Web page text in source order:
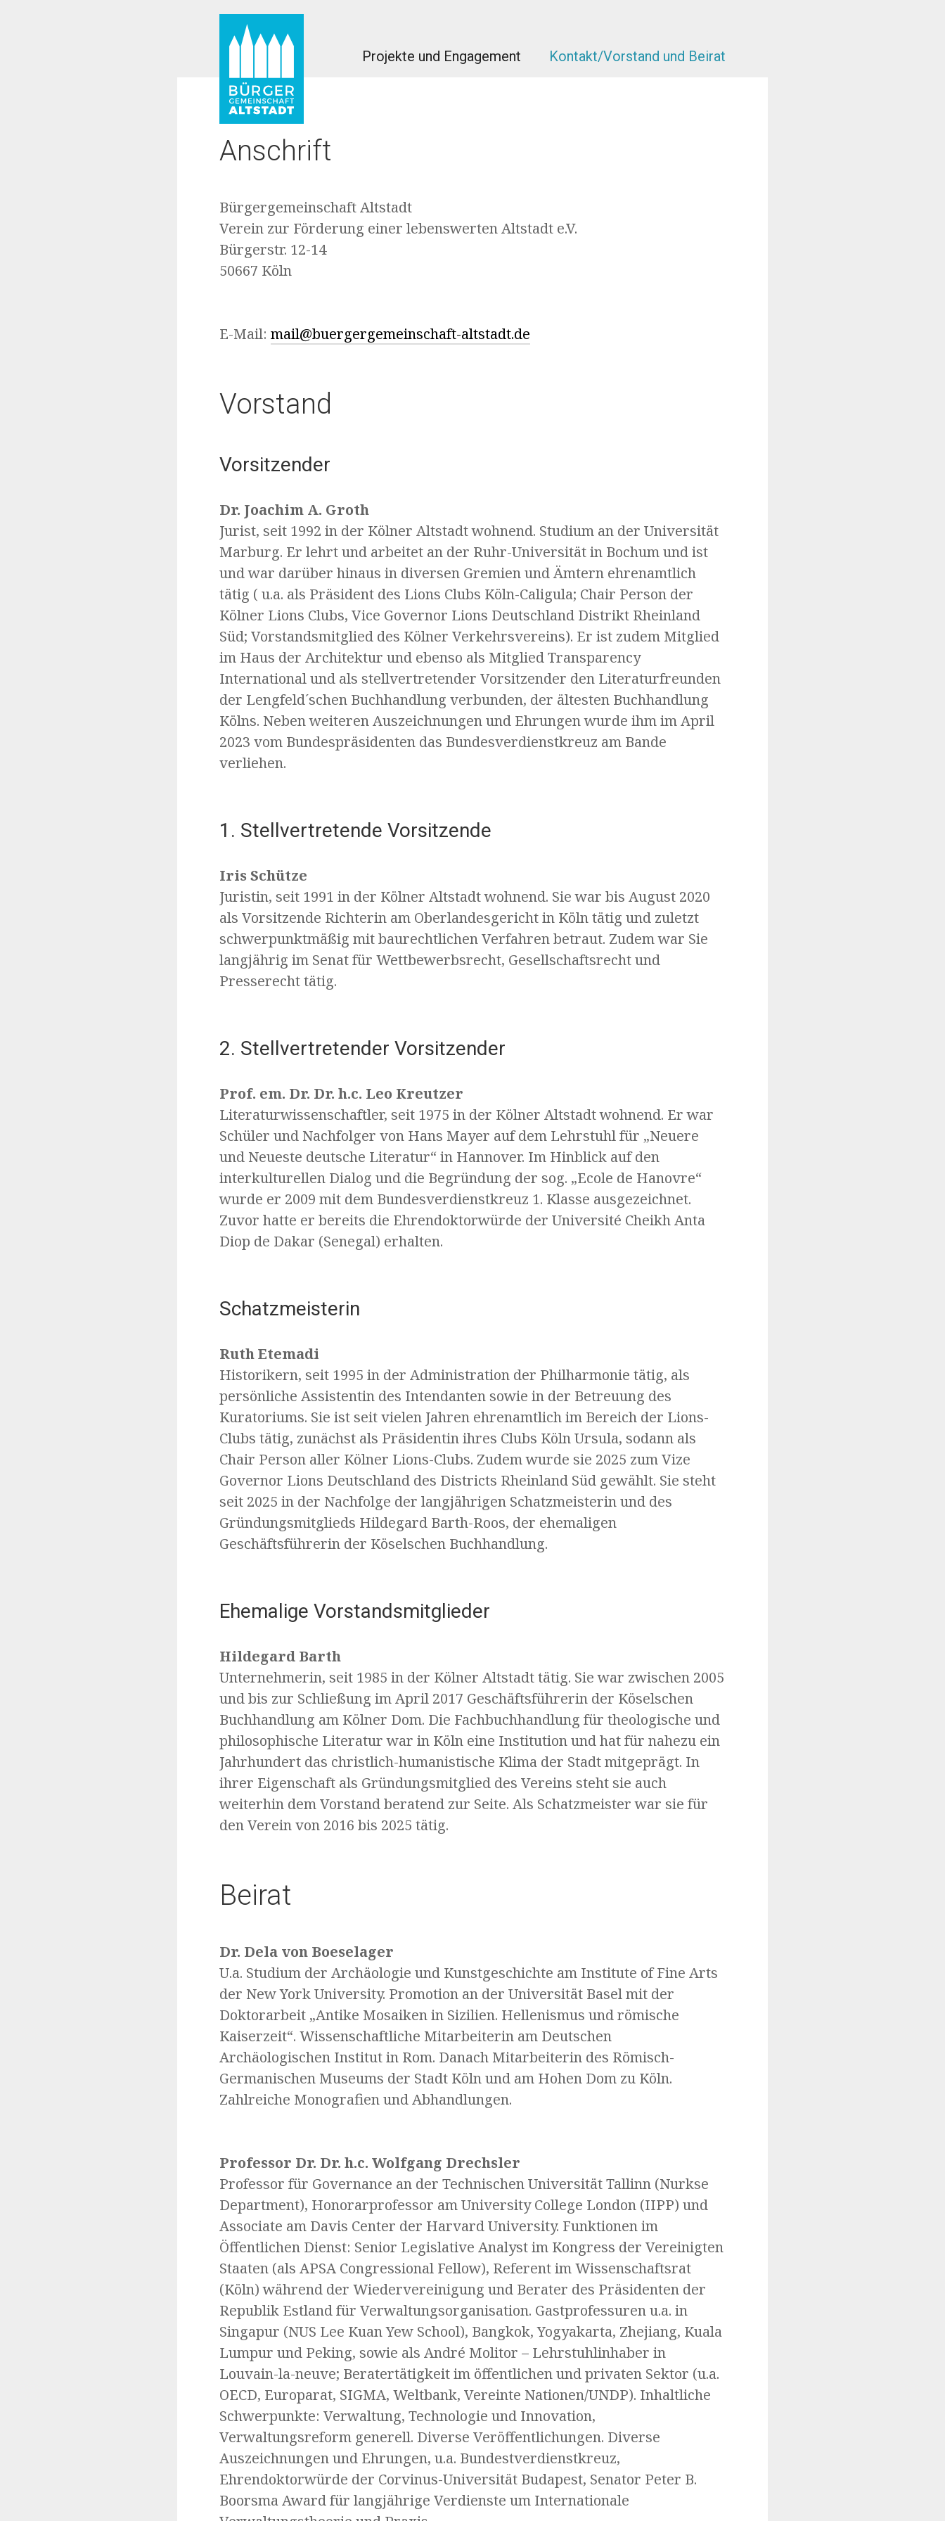
Projekte und Engagement Kontakt/Vorstand und Beirat
Anschrift
Bürgergemeinschaft Altstadt
Verein zur Förderung einer lebenswerten Altstadt e.V.
Bürgerstr. 12-14
50667 Köln
E-Mail: mail@buergergemeinschaft-altstadt.de
Vorstand
Vorsitzender
Dr. Joachim A. Groth
Jurist, seit 1992 in der Kölner Altstadt wohnend. Studium an der Universität
Marburg. Er lehrt und arbeitet an der Ruhr-Universität in Bochum und ist
und war darüber hinaus in diversen Gremien und Ämtern ehrenamtlich
tätig ( u.a. als Präsident des Lions Clubs Köln-Caligula; Chair Person der
Kölner Lions Clubs, Vice Governor Lions Deutschland Distrikt Rheinland
Süd; Vorstandsmitglied des Kölner Verkehrsvereins). Er ist zudem Mitglied
im Haus der Architektur und ebenso als Mitglied Transparency
International und als stellvertretender Vorsitzender den Literaturfreunden
der Lengfeld´schen Buchhandlung verbunden, der ältesten Buchhandlung
Kölns. Neben weiteren Auszeichnungen und Ehrungen wurde ihm im April
2023 vom Bundespräsidenten das Bundesverdienstkreuz am Bande
verliehen.
1. Stellvertretende Vorsitzende
Iris Schütze
Juristin, seit 1991 in der Kölner Altstadt wohnend. Sie war bis August 2020
als Vorsitzende Richterin am Oberlandesgericht in Köln tätig und zuletzt
schwerpunktmäßig mit baurechtlichen Verfahren betraut. Zudem war Sie
langjährig im Senat für Wettbewerbsrecht, Gesellschaftsrecht und
Presserecht tätig.
2. Stellvertretender Vorsitzender
Prof. em. Dr. Dr. h.c. Leo Kreutzer
Literaturwissenschaftler, seit 1975 in der Kölner Altstadt wohnend. Er war
Schüler und Nachfolger von Hans Mayer auf dem Lehrstuhl für „Neuere
und Neueste deutsche Literatur“ in Hannover. Im Hinblick auf den
interkulturellen Dialog und die Begründung der sog. „Ecole de Hanovre“
wurde er 2009 mit dem Bundesverdienstkreuz 1. Klasse ausgezeichnet.
Zuvor hatte er bereits die Ehrendoktorwürde der Université Cheikh Anta
Diop de Dakar (Senegal) erhalten.
Schatzmeisterin
Ruth Etemadi
Historikern, seit 1995 in der Administration der Philharmonie tätig, als
persönliche Assistentin des Intendanten sowie in der Betreuung des
Kuratoriums. Sie ist seit vielen Jahren ehrenamtlich im Bereich der Lions-
Clubs tätig, zunächst als Präsidentin ihres Clubs Köln Ursula, sodann als
Chair Person aller Kölner Lions-Clubs. Zudem wurde sie 2025 zum Vize
Governor Lions Deutschland des Districts Rheinland Süd gewählt. Sie steht
seit 2025 in der Nachfolge der langjährigen Schatzmeisterin und des
Gründungsmitglieds Hildegard Barth-Roos, der ehemaligen
Geschäftsführerin der Köselschen Buchhandlung.
Ehemalige Vorstandsmitglieder
Hildegard Barth
Unternehmerin, seit 1985 in der Kölner Altstadt tätig. Sie war zwischen 2005
und bis zur Schließung im April 2017 Geschäftsführerin der Köselschen
Buchhandlung am Kölner Dom. Die Fachbuchhandlung für theologische und
philosophische Literatur war in Köln eine Institution und hat für nahezu ein
Jahrhundert das christlich-humanistische Klima der Stadt mitgeprägt. In
ihrer Eigenschaft als Gründungsmitglied des Vereins steht sie auch
weiterhin dem Vorstand beratend zur Seite. Als Schatzmeister war sie für
den Verein von 2016 bis 2025 tätig.
Beirat
Dr. Dela von Boeselager
U.a. Studium der Archäologie und Kunstgeschichte am Institute of Fine Arts
der New York University. Promotion an der Universität Basel mit der
Doktorarbeit „Antike Mosaiken in Sizilien. Hellenismus und römische
Kaiserzeit“. Wissenschaftliche Mitarbeiterin am Deutschen
Archäologischen Institut in Rom. Danach Mitarbeiterin des Römisch-
Germanischen Museums der Stadt Köln und am Hohen Dom zu Köln.
Zahlreiche Monografien und Abhandlungen.
Professor Dr. Dr. h.c. Wolfgang Drechsler
Professor für Governance an der Technischen Universität Tallinn (Nurkse
Department), Honorarprofessor am University College London (IIPP) und
Associate am Davis Center der Harvard University. Funktionen im
Öffentlichen Dienst: Senior Legislative Analyst im Kongress der Vereinigten
Staaten (als APSA Congressional Fellow), Referent im Wissenschaftsrat
(Köln) während der Wiedervereinigung und Berater des Präsidenten der
Republik Estland für Verwaltungsorganisation. Gastprofessuren u.a. in
Singapur (NUS Lee Kuan Yew School), Bangkok, Yogyakarta, Zhejiang, Kuala
Lumpur und Peking, sowie als André Molitor – Lehrstuhlinhaber in
Louvain-la-neuve; Beratertätigkeit im öffentlichen und privaten Sektor (u.a.
OECD, Europarat, SIGMA, Weltbank, Vereinte Nationen/UNDP). Inhaltliche
Schwerpunkte: Verwaltung, Technologie und Innovation,
Verwaltungsreform generell. Diverse Veröffentlichungen. Diverse
Auszeichnungen und Ehrungen, u.a. Bundestverdienstkreuz,
Ehrendoktorwürde der Corvinus-Universität Budapest, Senator Peter B.
Boorsma Award für langjährige Verdienste um Internationale